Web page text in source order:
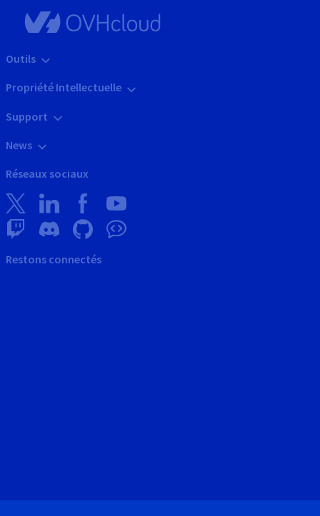
Outils
Propriété Intellectuelle
Support
News
Réseaux sociaux
Restons connectés